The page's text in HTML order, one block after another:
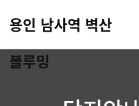
용인 남사역 벽산
블루밍